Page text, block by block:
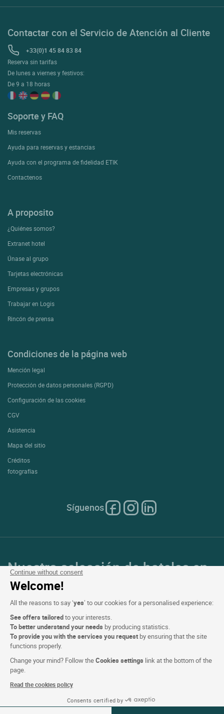
Continue without consent
Welcome!
All the reasons to say ‘yes’ to our cookies for a personalised experience:
See offers tailoredto your interests.
To better understand your needs by producing statistics.
To provide you with the services you request by ensuring that the site
functions properly.
Change your mind? Follow theCookies settings link at the bottom of the
page.
Read the cookies policy
Consents certified by
Ver disponibilidad
Contactar con el Servicio de Atención al Cliente
+33(0)1 45 84 83 84
Reserva sin tarifas
De lunes a viernes y festivos:
De 9 a 18 horas
Soporte y FAQ
Mis reservas
Ayuda para reservas y estancias
Ayuda con el programa de fidelidad ETIK
Contactenos
A proposito
¿Quiénes somos?
Extranet hotel
Únase al grupo
Tarjetas electrónicas
Empresas y grupos
Trabajar en Logis
Rincón de prensa
Condiciones de la página web
Mención legal
Protección de datos personales (RGPD)
Configuración de las cookies
CGV
Asistencia
Mapa del sitio
Créditos
fotografías
Síguenos
Nuestra selección de hoteles en
Francia y en Europa
Top de países
Top de regiones
Top de ciudades
Top de hoteles